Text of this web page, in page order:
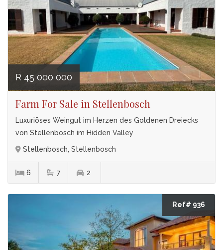
R 45 000 000
Farm For Sale in Stellenbosch
Luxuriöses Weingut im Herzen des Goldenen Dreiecks
von Stellenbosch im Hidden Valley
Stellenbosch, Stellenbosch
6 7 2
Ref# 936